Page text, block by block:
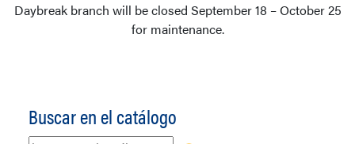
Daybreak branch will be closed September 18 – October 25
for maintenance.
Buscar en el catálogo